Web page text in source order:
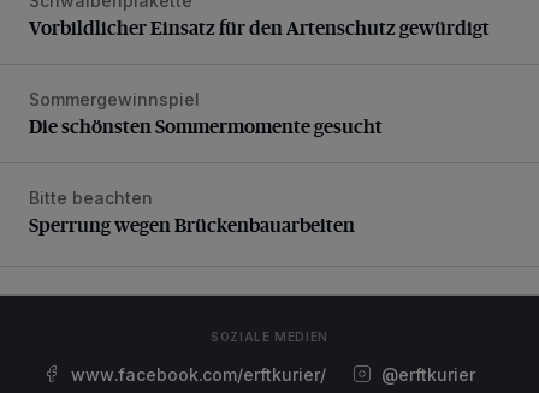
Vorbildlicher Einsatz für den Artenschutz gewürdigt
Die schönsten Sommermomente gesucht
Sommergewinnspiel
Die schönsten Sommermomente gesucht
Sperrung wegen Brückenbauarbeiten
Bitte beachten
Sperrung wegen Brückenbauarbeiten
SOZIALE MEDIEN
www.facebook.com/erftkurier/ @erftkurier